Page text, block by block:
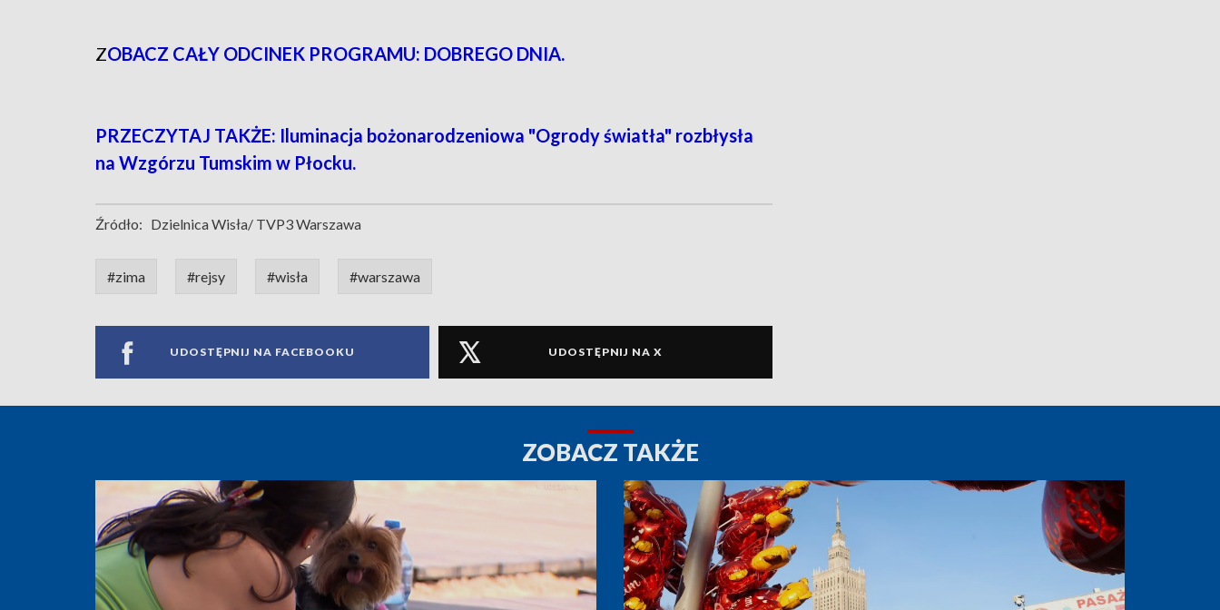
ZOBACZ CAŁY ODCINEK PROGRAMU: DOBREGO DNIA.
PRZECZYTAJ TAKŻE: Iluminacja bożonarodzeniowa "Ogrody światła" rozbłysła
na Wzgórzu Tumskim w Płocku.
Źródło: Dzielnica Wisła/ TVP3 Warszawa
#zima #rejsy #wisła #warszawa
UDOSTĘPNIJ NA FACEBOOKU UDOSTĘPNIJ NA X
ZOBACZ TAKŻE